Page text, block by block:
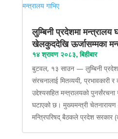
लुम्बिनी प्रदेशमा मन्त्रालय
खेलकुददेखि ऊर्जासम्मका
१४ श्रावण २०८३, बिहीबार
बुटवल, १३ साउन — लुम्बिनी प्रदेश
संरचनालाई मितव्ययी, प्रभावकारी
उद्देश्यसहित मन्त्रालयको
घटाएको छ। मुख्यमन्त्री चेतनारायण
मन्त्रिपरिषद् बैठकले प्रदेश सरकार